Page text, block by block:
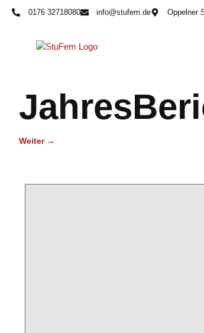
0176 32718080 info@stufem.de Oppelner